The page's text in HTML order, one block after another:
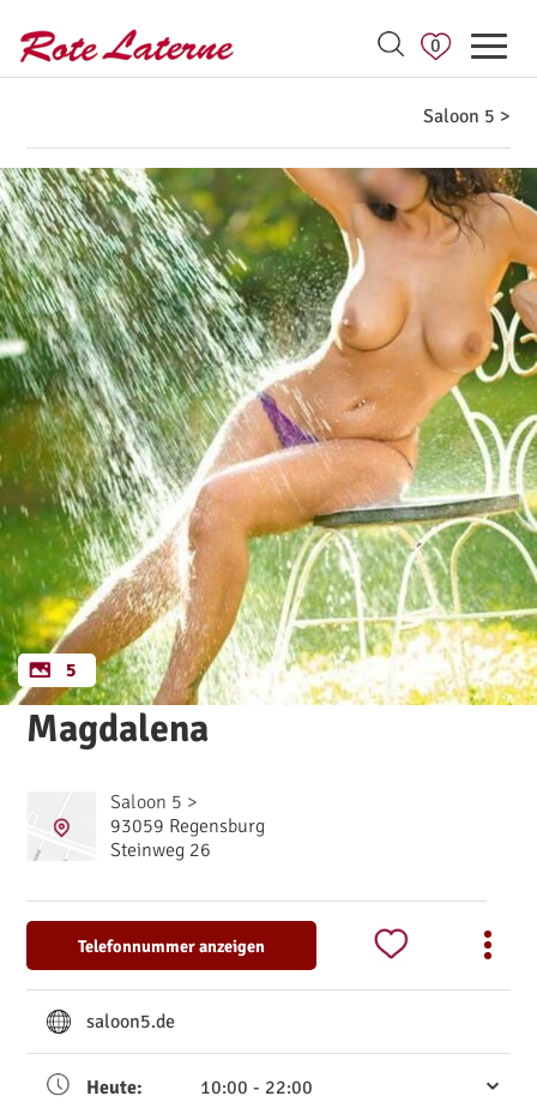
0
Saloon 5 >
5
Magdalena
Saloon 5 >
93059 Regensburg
Steinweg 26
Telefonnummer anzeigen
saloon5.de
Heute: 10:00 - 22:00